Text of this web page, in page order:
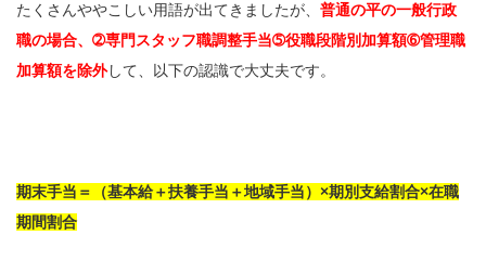
たくさんややこしい用語が出てきましたが、 普通の平の一般行政
職の場合、➁専門スタッフ職調整手当➄役職段階別加算額➅管理職
加算額を除外して、以下の認識で大丈夫です。
期末手当＝（基本給＋扶養手当＋地域手当）×期別支給割合×在職
期間割合